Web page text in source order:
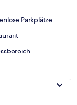
Parkplätze